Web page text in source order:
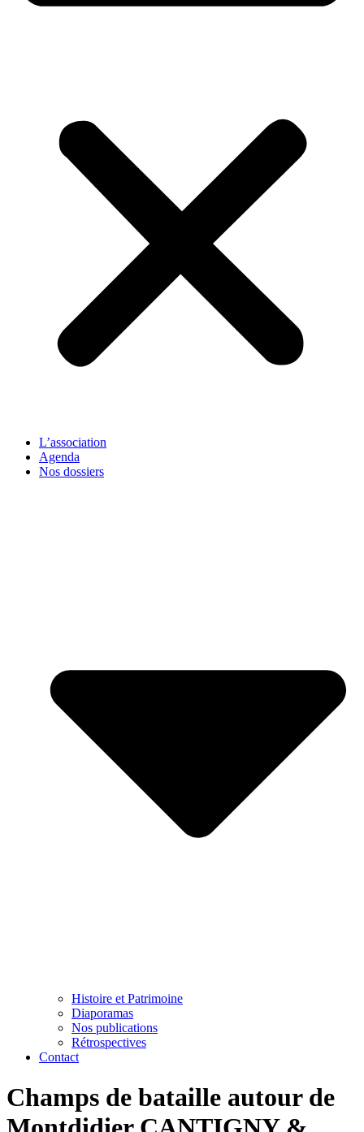
L’association
Agenda
Nos dossiers
Histoire et Patrimoine
Diaporamas
Nos publications
Rétrospectives
Contact
Champs de bataille autour de